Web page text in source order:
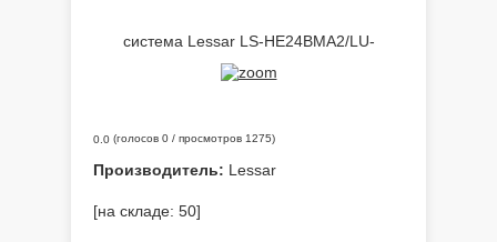
0.0 (голосов 0 / просмотров 1275)
Производитель: Lessar
[на складе: 50]